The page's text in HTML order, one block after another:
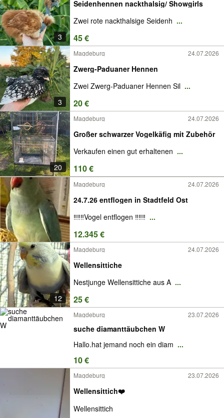
3
Seidenhennen nackthalsig/ Showgirls
Zwei rote nackthalsige Seidenh ...
45 €
3
Magdeburg 24.07.2026
Zwerg-Paduaner Hennen
Zwei Zwerg-Paduaner Hennen Sil ...
20 €
20
Magdeburg 24.07.2026
Großer schwarzer Vogelkäfig mit Zubehör
Verkaufen einen gut erhaltenen ...
110 €
Magdeburg 24.07.2026
24.7.26 entflogen in Stadtfeld Ost
‼️‼️‼️Vogel entflogen ‼️‼️‼️ ...
12.345 €
12
Magdeburg 24.07.2026
Wellensittiche
Nestjunge Wellensittiche aus A ...
25 €
Magdeburg 23.07.2026
suche diamanttäubchen W
Hallo.hat jemand noch ein diam ...
10 €
Magdeburg 23.07.2026
Wellensittich❤️
Wellensittich